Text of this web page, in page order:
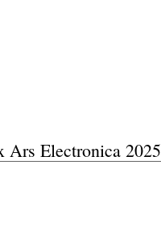
Ars Electronica 2025